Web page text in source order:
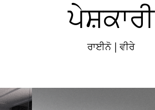
ਪੇਸ਼ਕਾਰੀ
ਰਾਈਨੋ | ਵੀਰੇ